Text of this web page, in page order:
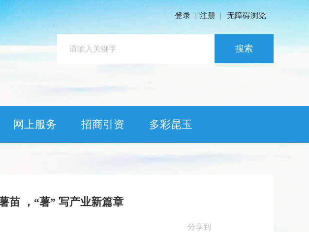
登录 | 注册 | 无障碍浏览
搜索
网上服务 招商引资 多彩昆玉
苗 ，“薯” 写产业新篇章
分享到